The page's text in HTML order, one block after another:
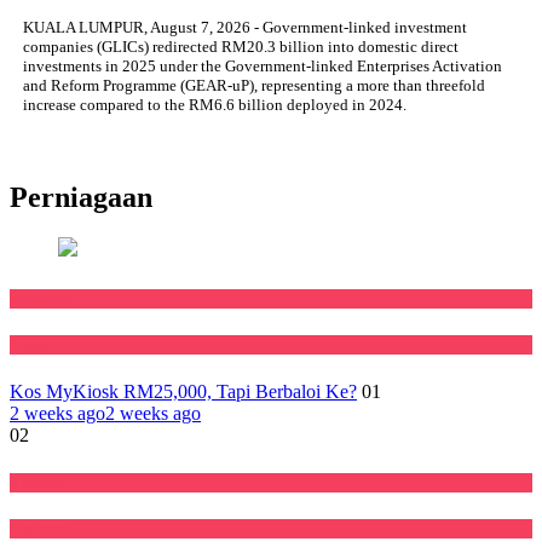
KUALA LUMPUR, August 7, 2026 - Government-linked investment
companies (GLICs) redirected RM20.3 billion into domestic direct
investments in 2025 under the Government-linked Enterprises Activation
and Reform Programme (GEAR-uP), representing a more than threefold
increase compared to the RM6.6 billion deployed in 2024.
Perniagaan
Kos MyKiosk RM25,000, Tapi Berbaloi Ke? 01
2 weeks ago2 weeks ago
02